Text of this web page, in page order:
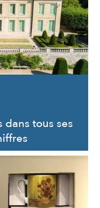
dans tous ses